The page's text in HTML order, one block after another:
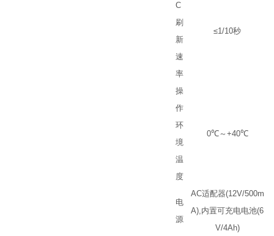
C
刷
新
速
率
≤1/10秒
操
作
环
境
温
度
0℃～ +40℃
电
源
AC适配器(12V/500m
A),内置可充电电池(6
V/4Ah)